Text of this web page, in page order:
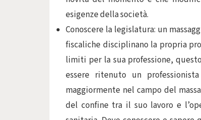
esigenze della società.
Conoscere la legislatura: un
fiscaliche disciplinano la propria
limiti per la sua professione,
essere ritenuto un
maggiormente nel campo del
del confine tra il suo lavoro e